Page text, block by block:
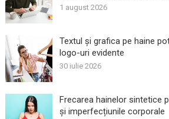
1 august 2026
Textul și grafica pe haine
logo-uri evidente
30 iulie 2026
Frecarea hainelor sintetice
și imperfecțiunile corporale